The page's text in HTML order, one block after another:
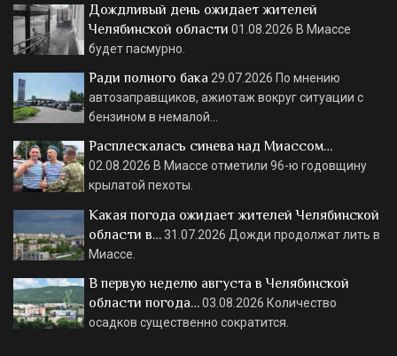
Дождливый день ожидает жителей
Челябинской области 01.08.2026 В Миассе
будет пасмурно.
Ради полного бака 29.07.2026 По мнению
автозаправщиков, ажиотаж вокруг ситуации с
бензином в немалой…
Расплескалась синева над Миассом…
02.08.2026 В Миассе отметили 96-ю годовщину
крылатой пехоты.
Какая погода ожидает жителей Челябинской
области в…31.07.2026 Дожди продолжат лить в
Миассе.
В первую неделю августа в Челябинской
области погода…03.08.2026 Количество
осадков существенно сократится.